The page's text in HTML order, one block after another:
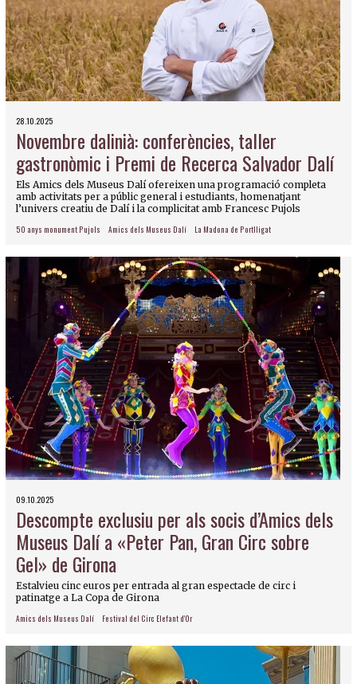
28.10.2025
Novembre dalinià: conferències, taller
gastronòmic i Premi de Recerca Salvador Dalí
Els Amics dels Museus Dalí ofereixen una programació completa
amb activitats per a públic general i estudiants, homenatjant
l’univers creatiu de Dalí i la complicitat amb Francesc Pujols
50 anys monument Pujols Amics dels Museus Dalí La Madona de Portlligat
09.10.2025
Descompte exclusiu per als socis d’Amics dels
Museus Dalí a «Peter Pan, Gran Circ sobre
Gel» de Girona
Estalvieu cinc euros per entrada al gran espectacle de circ i
patinatge a La Copa de Girona
Amics dels Museus Dalí Festival del Circ Elefant d'Or